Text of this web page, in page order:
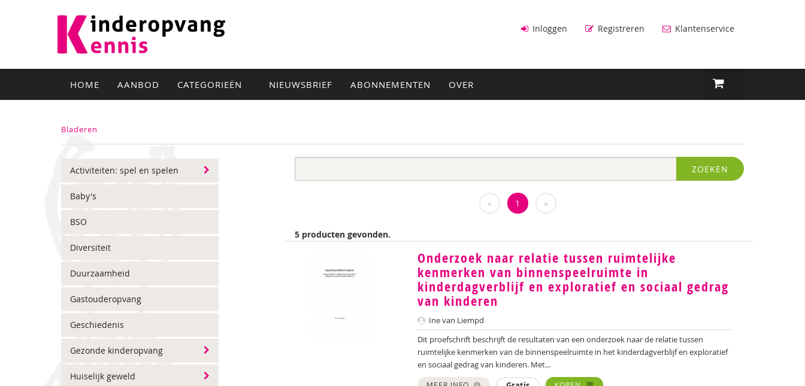
Inloggen Registreren Klantenservice
HOME AANBOD CATEGORIEËN NIEUWSBRIEF ABONNEMENTEN OVER
Bladeren
Activiteiten: spel en spelen
Baby's
BSO
Diversiteit
Duurzaamheid
Gastouderopvang
Geschiedenis
Gezonde kinderopvang
Huiselijk geweld
ZOEKEN
« 1 »
5 producten gevonden.
Onderzoek naar relatie tussen ruimtelijke
kenmerken van binnenspeelruimte in
kinderdagverblijf en exploratief en sociaal gedrag
van kinderen
Ine van Liempd
Dit proefschrift beschrijft de resultaten van een onderzoek naar de relatie tussen
ruimtelijke kenmerken van de binnenspeelruimte in het kinderdagverblijf en exploratief
en sociaal gedrag van kinderen. Met...